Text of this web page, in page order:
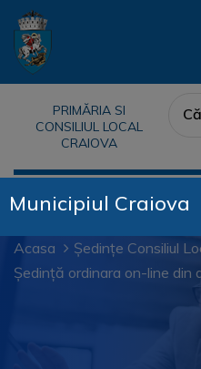
PRIMĂRIA SI
CONSILIUL LOCAL
CRAIOVA
Acasa
Ședințe Consiliul
Ședință ordinara on-line